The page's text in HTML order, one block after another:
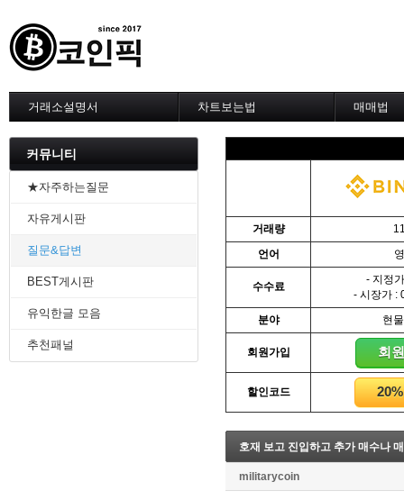
거래소설명서 차트보는법
2. 비트맥스 차트설정
5. 빗썸 차트설정
6. 트레이딩뷰
7. 크립토워치
2. 봉차트
3. 호가창,거래창
5. 고점과 저점
10. 데드크로스
--------캔들 패턴--------
1. 캔들 패턴(1)
매매법
3. 골든크
5. MACD
6. RSI 매
7. 볼린저
8. 피보나
9. 거래량
10. 사께
11. 엘리
12. 쌍바
13. 지지
14. 일목
15. DMI
커뮤니티
★자주하는질문
자유게시판
질문&답변
BEST게시판
유익한글 모음
추천패널
거래량
언어
수수료
- 지정
- 시장가 :
분야
현물
회원가입 회
할인코드
호재 보고 진입하고 추가 매수나
militarycoin